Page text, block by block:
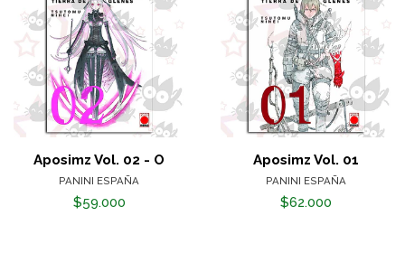
Aposimz Vol. 02 - O
PANINI ESPAÑA
$59.000
Aposimz Vol. 01
PANINI ESPAÑA
$62.000